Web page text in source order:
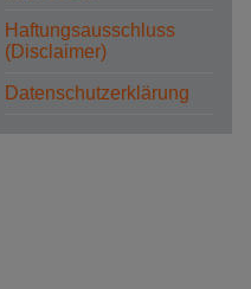
Haftungsausschluss
(Disclaimer)
Datenschutzerklärung